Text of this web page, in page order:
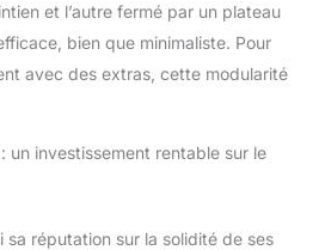
et l’autre fermé par un plateau
bien que minimaliste. Pour
avec des extras, cette modularité
un investissement rentable sur le
sa réputation sur la solidité de ses